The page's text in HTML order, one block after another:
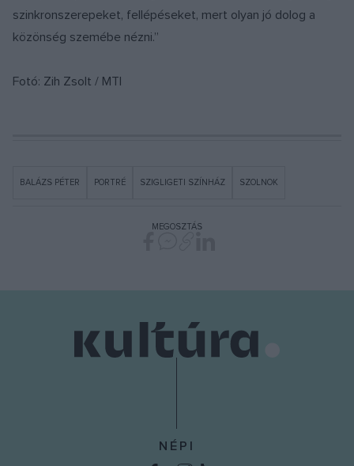
szinkronszerepeket, fellépéseket, mert olyan jó dolog a
közönség szemébe nézni.”
Fotó: Zih Zsolt / MTI
BALÁZS PÉTER PORTRÉ SZIGLIGETI SZÍNHÁZ SZOLNOK
MEGOSZTÁS
NÉPI